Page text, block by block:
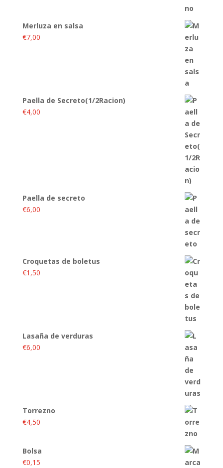
Merluza en salsa
€7,00
Paella de Secreto(1/2Racion)
€4,00
Paella de secreto
€6,00
Croquetas de boletus
€1,50
Lasaña de verduras
€6,00
Torrezno
€4,50
Bolsa
€0,15